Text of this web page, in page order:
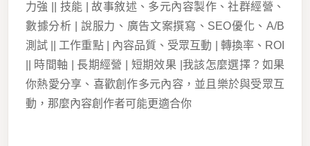
力強 || 技能 | 故事敘述、多元內容製作、社群經營、
數據分析 | 說服力、廣告文案撰寫、SEO優化、A/B
測試 || 工作重點 | 內容品質、受眾互動 | 轉換率、ROI
|| 時間軸 | 長期經營 | 短期效果 |我該怎麼選擇？如果
你熱愛分享、喜歡創作多元內容，並且樂於與受眾互
動，那麼內容創作者可能更適合你